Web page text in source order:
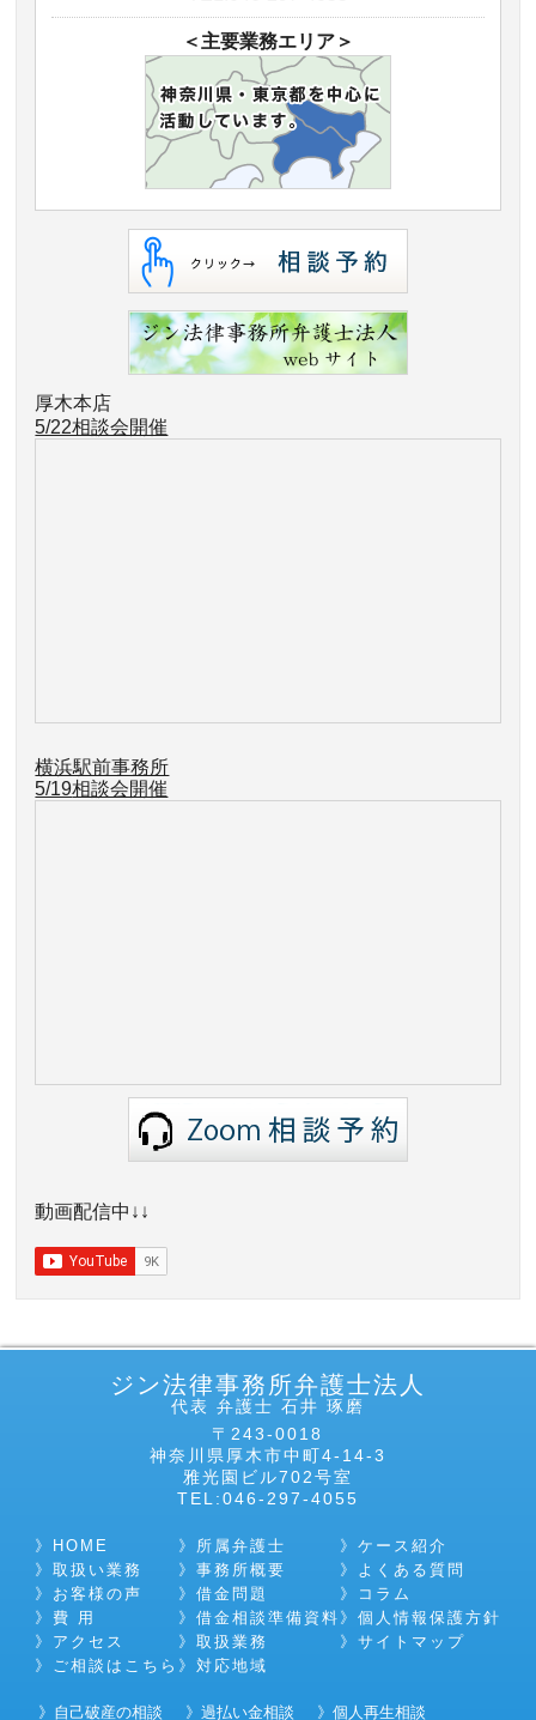
＜主要業務エリア＞
厚木本店
5/22相談会開催
横浜駅前事務所
5/19相談会開催
動画配信中↓↓
ジン法律事務所弁護士法人
代表 弁護士 石井 琢磨
〒243-0018
神奈川県厚木市中町4-14-3
雅光園ビル702号室
TEL:046-297-4055
HOME
取扱い業務
お客様の声
費 用
アクセス
ご相談はこちら
所属弁護士
事務所概要
借金問題
借金相談準備資料
取扱業務
対応地域
ケース紹介
よくある質問
コラム
個人情報保護方針
サイトマップ
自己破産の相談 過払い金相談 個人再生相談